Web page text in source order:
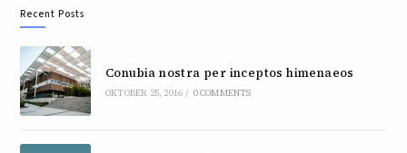
Recent Posts
Conubia nostra per inceptos himenaeos
OKTOBER 25, 2016 / 0 COMMENTS